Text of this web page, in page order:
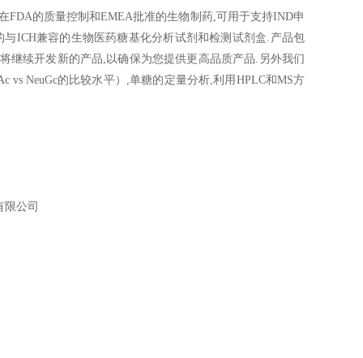
FDA的质量控制和EMEA批准的生物制药,可用于支持IND申
ICH兼容的生物医药糖基化分析试剂和检测试剂盒.产品包
继续开发新的产品,以确保为您提供更高品质产品.另外我们
vs NeuGc的比较水平）,单糖的定量分析,利用HPLC和MS方
公司